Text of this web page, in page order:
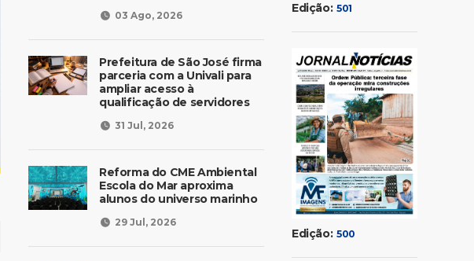
03 Ago, 2026
Prefeitura de São José firma
parceria com a Univali para
ampliar acesso à
qualificação de servidores
31 Jul, 2026
Reforma do CME Ambiental
Escola do Mar aproxima
alunos do universo marinho
29 Jul, 2026
Edição: 501
Edição: 500